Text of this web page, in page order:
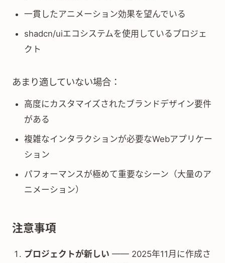
一貫したアニメーション効果を望んでいる
shadcn/uiエコシステムを使用しているプロジェ
クト
あまり適していない場合：
高度にカスタマイズされたブランドデザイン要件
がある
複雑なインタラクションが必要なWebアプリケー
ション
パフォーマンスが極めて重要なシーン（大量のア
ニメーション）
注意事項
プロジェクトが新しい —— 2025年11月に作成さ